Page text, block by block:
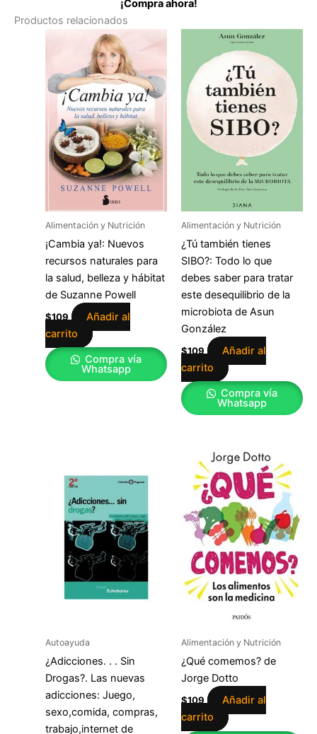
¡Compra ahora!
Productos relacionados
Alimentación y Nutrición
¡Cambia ya!: Nuevos
recursos naturales para
la salud, belleza y hábitat
de Suzanne Powell
$109
Añadir al
carrito
Compra vía
Whatsapp
Alimentación y Nutrición
¿Tú también tienes
SIBO?: Todo lo que
debes saber para tratar
este desequilibrio de la
microbiota de Asun
González
$109
Añadir al
carrito
Compra vía
Whatsapp
Autoayuda
¿Adicciones. . . Sin
Drogas?. Las nuevas
adicciones: Juego,
sexo,comida, compras,
trabajo,internet de
Alimentación y Nutrición
¿Qué comemos? de
Jorge Dotto
$109
Añadir al
carrito